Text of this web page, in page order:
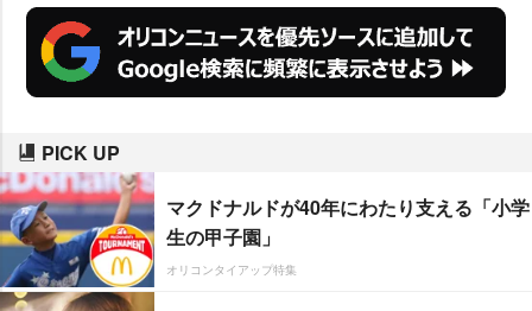
PICK UP
マクドナルドが40年にわたり支える「小学
生の甲子園」
オリコンタイアップ特集